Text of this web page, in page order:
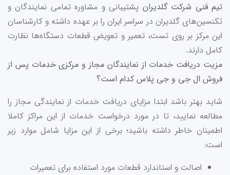
تیم فنی شرکت گلدیران پشتیبانی و مشاوره تمامی نمایندگان و
تکنسین‌های گلدیران در سراسر ایران را بر عهده داشته و کارشناسان
این مرکز بر روی تست، تعمیر و تعویض قطعات دستگاه‌ها نظارت
کامل دارند.
مزیت دریافت خدمات از نمایندگان مجاز و مرکزی خدمات پس از
فروش ال جی و جی پلاس کدام است؟
شاید بهتر باشد ابتدا مزایای دریافت خدمات از نمایندگی مجاز را
مطالعه نمایید، تا در مورد درخواست خدمات از این مراکز کاملا
اطمینان خاطر داشته باشید؛ برخی از این مزایا شامل موارد زیر
است:
اصالت و استاندارد قطعات مورد استفاده برای تعمیرات